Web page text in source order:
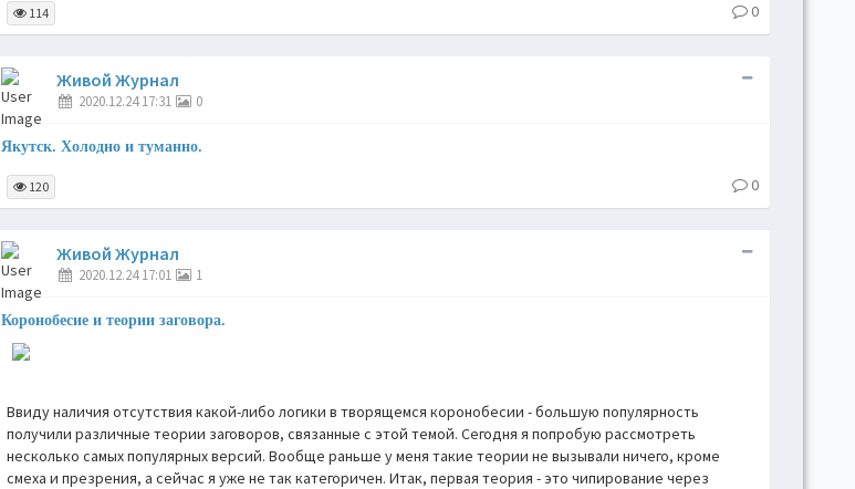
114 0
Живой Журнал
2020.12.24 17:31 0
Якутск. Холодно и туманно.
120 0
Живой Журнал
2020.12.24 17:01 1
Коронобесие и теории заговора.
Ввиду наличия отсутствия какой-либо логики в творящемся коронобесии - большую популярность
получили различные теории заговоров, связанные с этой темой. Сегодня я попробую рассмотреть
несколько самых популярных версий. Вообще раньше у меня такие теории не вызывали ничего, кроме
смеха и презрения, а сейчас я уже не так категоричен. Итак, первая теория - это чипирование через